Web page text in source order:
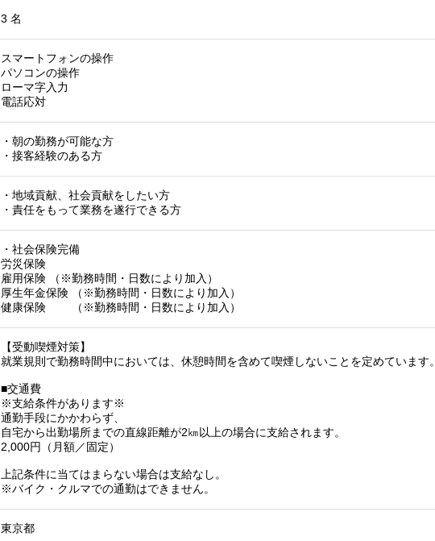
3 名
スマートフォンの操作
パソコンの操作
ローマ字入力
電話応対
・朝の勤務が可能な方
・接客経験のある方
・地域貢献、社会貢献をしたい方
・責任をもって業務を遂行できる方
・社会保険完備
労災保険
雇用保険 （※勤務時間・日数により加入）
厚生年金保険 （※勤務時間・日数により加入）
健康保険 （※勤務時間・日数により加入）
【受動喫煙対策】
就業規則で勤務時間中においては、休憩時間を含めて喫煙しないことを定めています。
■交通費
※支給条件があります※
通勤手段にかかわらず、
自宅から出勤場所までの直線距離が2㎞以上の場合に支給されます。
2,000円（月額／固定）
上記条件に当てはまらない場合は支給なし。
※バイク・クルマでの通勤はできません。
東京都